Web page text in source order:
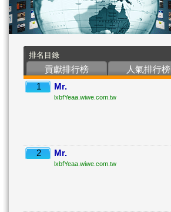
排名目錄
貢獻排行榜 人氣排行榜
1
Mr.
lxbfYeaa.wiwe.com.tw
2 Mr.
lxbfYeaa.wiwe.com.tw